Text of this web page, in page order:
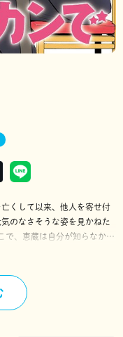
くして以来、他人を寄せ付
のなさそうな姿を見かねた
で、恵蔵は自分が知らなかっ